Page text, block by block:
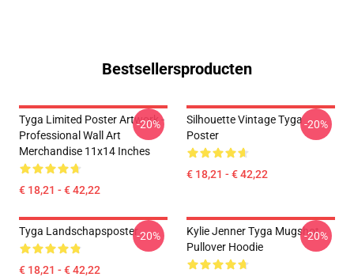
Bestsellersproducten
Tyga Limited Poster Artwork -
Professional Wall Art
Merchandise 11x14 Inches
€ 18,21 - € 42,22
-20%
Silhouette Vintage Tyga
Poster
€ 18,21 - € 42,22
-20%
Tyga Landschapsposter
€ 18,21 - € 42,22
-20%
Kylie Jenner Tyga Mugshot
Pullover Hoodie
-20%